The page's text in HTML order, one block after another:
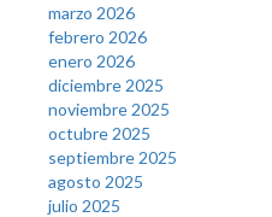
marzo 2026
febrero 2026
enero 2026
diciembre 2025
noviembre 2025
octubre 2025
septiembre 2025
agosto 2025
julio 2025